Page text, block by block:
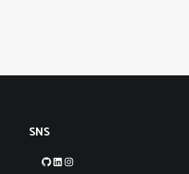
SNS
GitHubLinkedIn